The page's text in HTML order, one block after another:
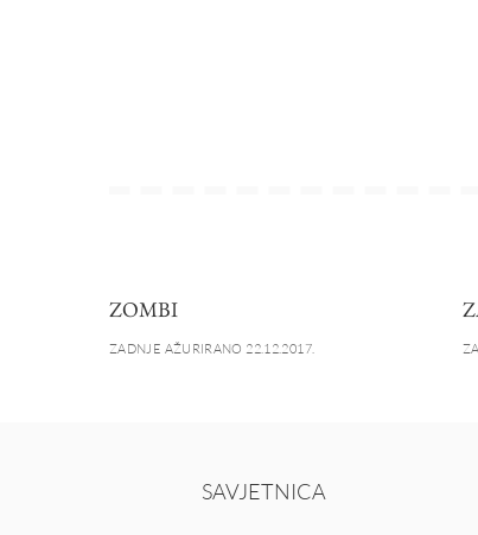
ZOMBI
ZADNJE AŽURIRANO 22.12.2017.
SAVJETNICA